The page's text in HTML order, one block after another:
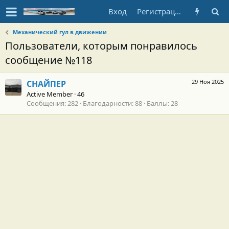
Вход Регистрация
Механический гул в движении
Пользователи, которым понравилось
сообщение №118
29 Ноя 2025
СНАЙПЕР
Active Member ·46
Сообщения 282 Благодарности 88 Баллы 28